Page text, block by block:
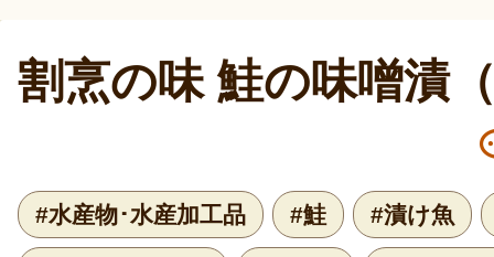
割烹の味 鮭の味噌漬
#水産物･水産加工品 #鮭 #漬け魚